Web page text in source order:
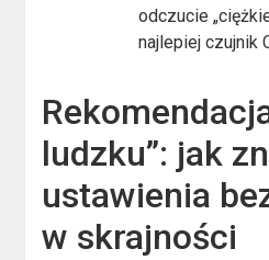
odczucie
najlepiej czujnik
ludzku”: jak
ustawienia
w skrajności